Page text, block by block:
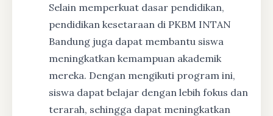
Selain memperkuat dasar pendidikan,
pendidikan kesetaraan di PKBM INTAN
Bandung juga dapat membantu siswa
meningkatkan kemampuan akademik
mereka. Dengan mengikuti program ini,
siswa dapat belajar dengan lebih fokus dan
terarah, sehingga dapat meningkatkan